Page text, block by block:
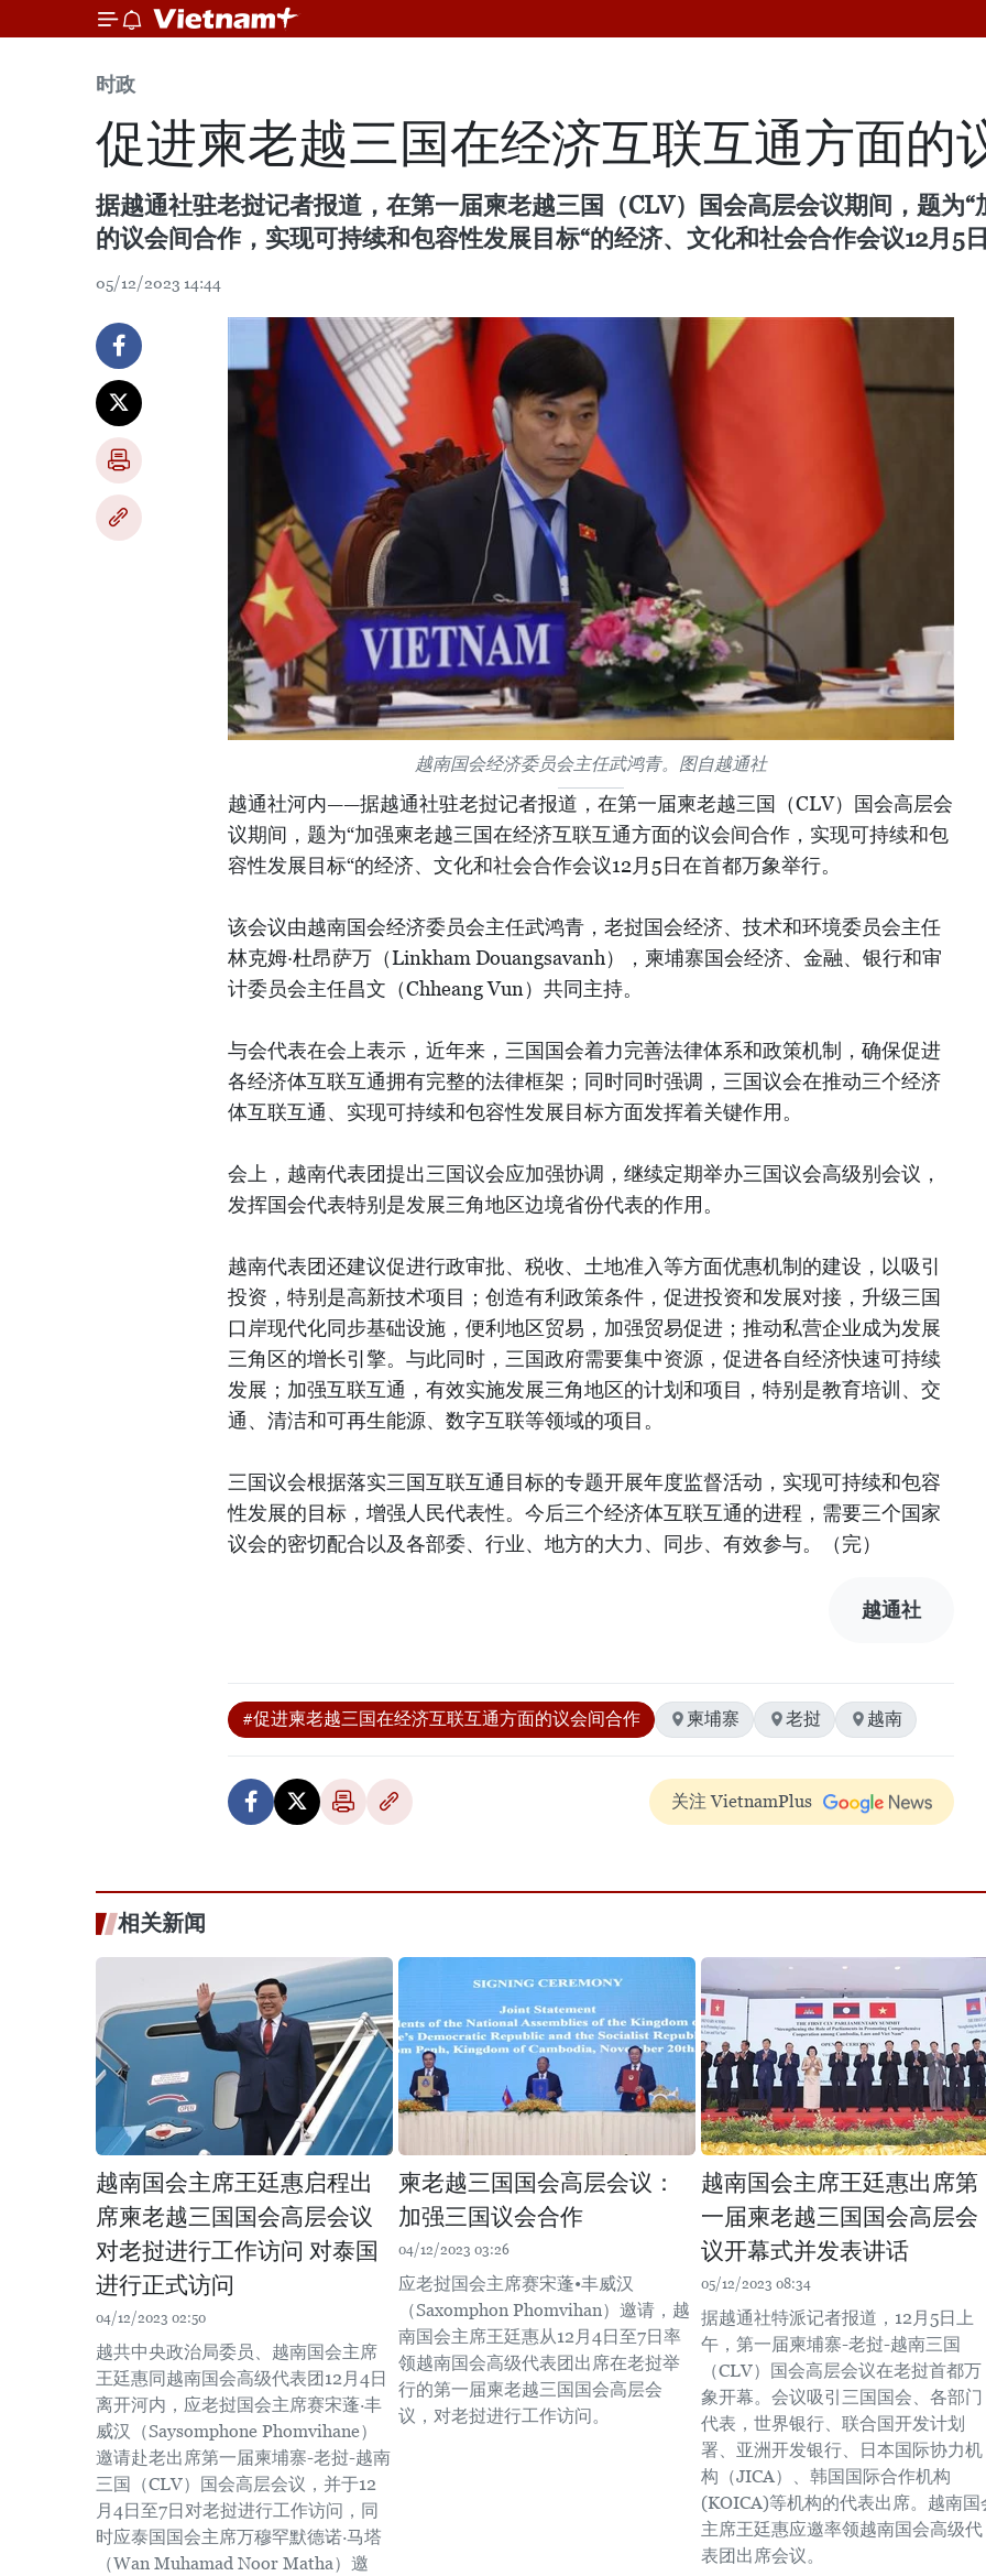
时政
促进柬老越三国在经济互联互通方面的
据越通社驻老挝记者报道，在第一届柬老越三国（CLV）国会高层会议期间，题为
的议会间合作，实现可持续和包容性发展目标“的经济、文化和社会合作会议12月5
05/12/2023 14:44
越南国会经济委员会主任武鸿青。图自越通社
越通社河内——据越通社驻老挝记者报道，在第一届柬老越三国（CLV）国会高层会
议期间，题为“加强柬老越三国在经济互联互通方面的议会间合作，实现可持续和包
容性发展目标“的经济、文化和社会合作会议12月5日在首都万象举行。
该会议由越南国会经济委员会主任武鸿青，老挝国会经济、技术和环境委员会主任
林克姆·杜昂萨万（Linkham Douangsavanh），柬埔寨国会经济、金融、银行和审
计委员会主任昌文（Chheang Vun）共同主持。
与会代表在会上表示，近年来，三国国会着力完善法律体系和政策机制，确保促进
各经济体互联互通拥有完整的法律框架；同时同时强调，三国议会在推动三个经济
体互联互通、实现可持续和包容性发展目标方面发挥着关键作用。
会上，越南代表团提出三国议会应加强协调，继续定期举办三国议会高级别会议，
发挥国会代表特别是发展三角地区边境省份代表的作用。
越南代表团还建议促进行政审批、税收、土地准入等方面优惠机制的建设，以吸引
投资，特别是高新技术项目；创造有利政策条件，促进投资和发展对接，升级三国
口岸现代化同步基础设施，便利地区贸易，加强贸易促进；推动私营企业成为发展
三角区的增长引擎。与此同时，三国政府需要集中资源，促进各自经济快速可持续
发展；加强互联互通，有效实施发展三角地区的计划和项目，特别是教育培训、交
通、清洁和可再生能源、数字互联等领域的项目。
三国议会根据落实三国互联互通目标的专题开展年度监督活动，实现可持续和包容
性发展的目标，增强人民代表性。今后三个经济体互联互通的进程，需要三个国家
议会的密切配合以及各部委、行业、地方的大力、同步、有效参与。（完）
越通社
#促进柬老越三国在经济互联互通方面的议会间合作 柬埔寨 老挝 越南
关注 VietnamPlus
相关新闻
越南国会主席王廷惠启程出
席柬老越三国国会高层会议
对老挝进行工作访问 对泰国
进行正式访问
04/12/2023 02:50
越共中央政治局委员、越南国会主席
王廷惠同越南国会高级代表团12月4日
离开河内，应老挝国会主席赛宋蓬·丰
威汉（Saysomphone Phomvihane）
邀请赴老出席第一届柬埔寨-老挝-越南
三国（CLV）国会高层会议，并于12
月4日至7日对老挝进行工作访问，同
时应泰国国会主席万穆罕默德诺·马塔
（Wan Muhamad Noor Matha）邀
柬老越三国国会高层会议：
加强三国议会合作
04/12/2023 03:26
应老挝国会主席赛宋蓬•丰威汉
（Saxomphon Phomvihan）邀请，越
南国会主席王廷惠从12月4日至7日率
领越南国会高级代表团出席在老挝举
行的第一届柬老越三国国会高层会
议，对老挝进行工作访问。
越南国会主席王廷惠出席第
一届柬老越三国国会高层会
议开幕式并发表讲话
05/12/2023 08:34
据越通社特派记者报道，12月5日上
午，第一届柬埔寨-老挝-越南三国
（CLV）国会高层会议在老挝首都万
象开幕。会议吸引三国国会、各部门
代表，世界银行、联合国开发计划
署、亚洲开发银行、日本国际协力机
构（JICA）、韩国国际合作机构
(KOICA)等机构的代表出席。越南国
主席王廷惠应邀率领越南国会高级代
表团出席会议。